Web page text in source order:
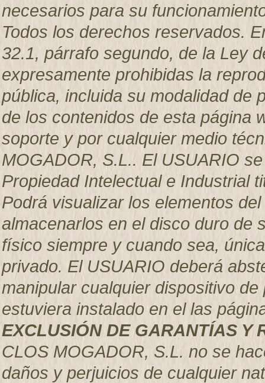
necesarios para su
Todos los derechos reservados.
32.1, párrafo segundo, de la Ley
expresamente prohibidas la
pública, incluida su modalidad de
de los contenidos de esta página
soporte y por cualquier medio
MOGADOR, S.L.. El USUARIO
Propiedad Intelectual e Industrial
Podrá visualizar los elementos
almacenarlos en el disco duro de
físico siempre y cuando sea,
privado. El USUARIO deberá
manipular cualquier dispositivo
estuviera instalado en el las
EXCLUSIÓN DE GARANTÍAS Y
CLOS MOGADOR, S.L. no se
daños y perjuicios de cualquier